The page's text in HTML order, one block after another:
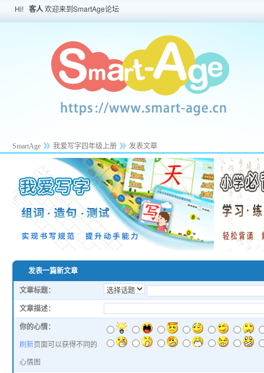
Hi! 客人欢迎来到SmartAge论坛
SmartAge 我爱写字四年级上册 发表文章
发表一篇新文章
文章标题：
文章描述：
你的心情：
刷新页面可以获得不同的
心情图